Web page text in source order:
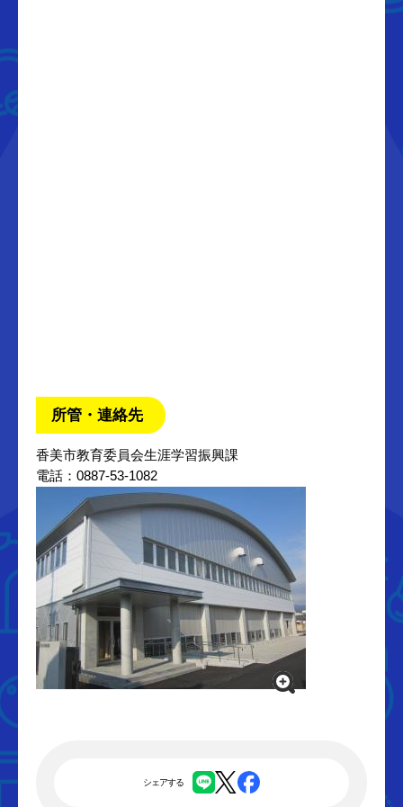
所管・連絡先
香美市教育委員会生涯学習振興課
電話：0887-53-1082
シェアする